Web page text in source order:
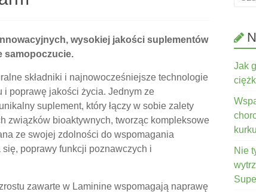
wysokiej jakości suplementów
samopoczucie.
składniki i najnowocześniejsze technologie
poprawę jakości życia. Jednym ze
suplement, który łączy w sobie zalety
związków bioaktywnych, tworząc kompleksowe
ze swojej zdolności do wspomagania
poprawy funkcji poznawczych i
zawarte w Laminine wspomagają naprawę
Jak
Nie